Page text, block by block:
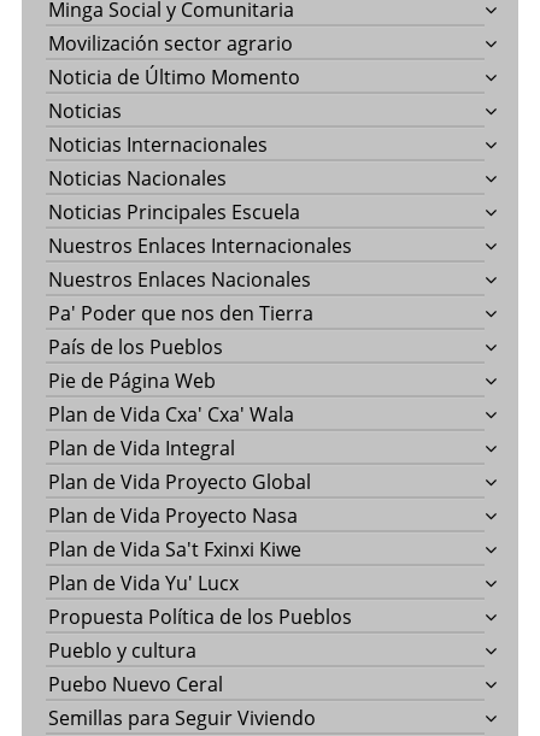
Minga Social y Comunitaria
Movilización sector agrario
Noticia de Último Momento
Noticias
Noticias Internacionales
Noticias Nacionales
Noticias Principales Escuela
Nuestros Enlaces Internacionales
Nuestros Enlaces Nacionales
Pa' Poder que nos den Tierra
País de los Pueblos
Pie de Página Web
Plan de Vida Cxa' Cxa' Wala
Plan de Vida Integral
Plan de Vida Proyecto Global
Plan de Vida Proyecto Nasa
Plan de Vida Sa't Fxinxi Kiwe
Plan de Vida Yu' Lucx
Propuesta Política de los Pueblos
Pueblo y cultura
Puebo Nuevo Ceral
Semillas para Seguir Viviendo